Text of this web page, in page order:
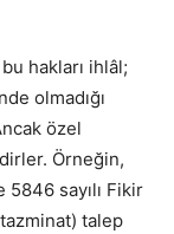
hakları ihlâl;
olmadığı
özel
Örneğin,
sayılı Fikir
talep